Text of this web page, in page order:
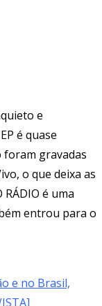
e
é quase
foram gravadas
o que deixa as
é uma
entrou para o